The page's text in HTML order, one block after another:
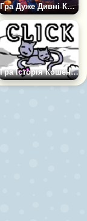
Гра Дуже Дивні Коти
Гра Історія Кошеняти